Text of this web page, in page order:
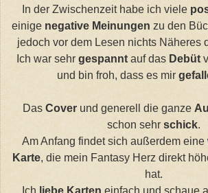
In der Zwischenzeit habe ich viele
einige negative Meinungen zu den
jedoch vor dem Lesen nichts Näheres
Ich war sehr gespannt auf das Debüt
und bin froh, dass es mir
Das Cover und generell die ganze
schon sehr schick.
Am Anfang findet sich außerdem eine
Karte, die mein Fantasy Herz direkt
hat.